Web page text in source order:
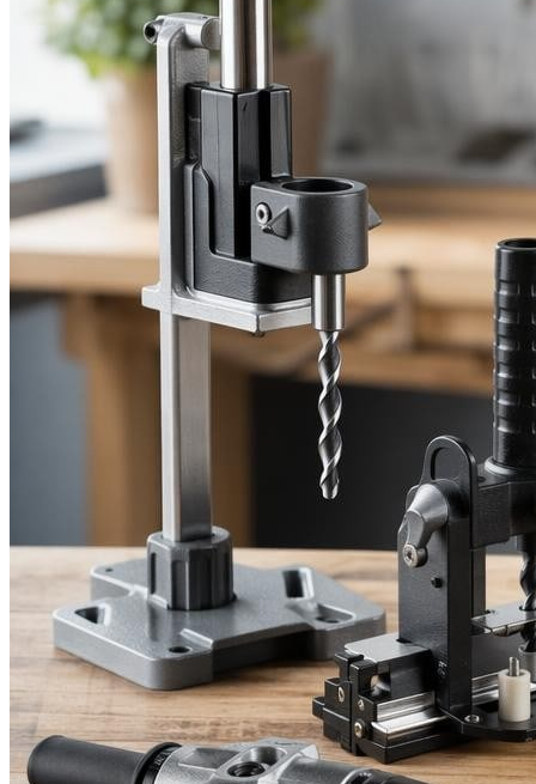
Увлажнитель
РЕМОНТ
Болгарка
Дрель
Перфоратор
Шуруповерт
ЗДОРОВЬЕ
МЕНЮ